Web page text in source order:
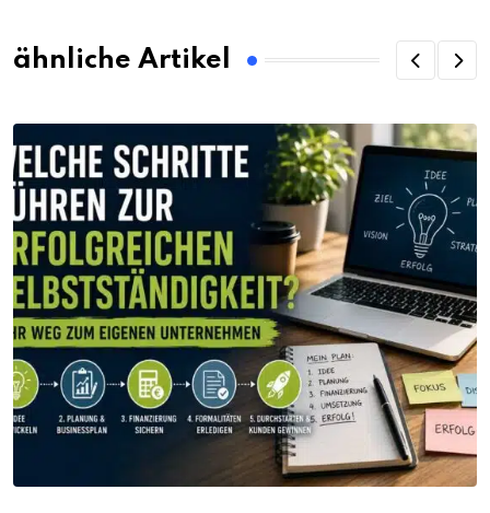
ähnliche Artikel